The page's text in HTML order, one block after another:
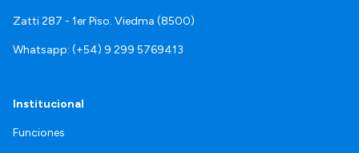
Zatti 287 - 1er Piso. Viedma (8500)
Whatsapp: (+54) 9 299 5769413
Institucional
Funciones